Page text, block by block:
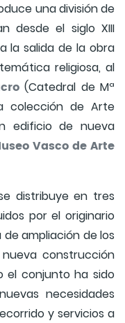
una división de
desde el siglo XIII
la salida de la obra
religiosa, al
(Catedral de Mª
colección de Arte
edificio de nueva
Vasco de Arte
distribuye en tres
por el originario
ampliación de los
construcción
el conjunto ha sido
necesidades
y servicios a